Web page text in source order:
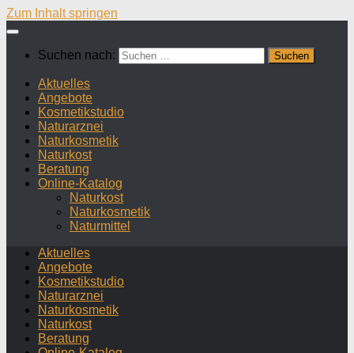
Zum Inhalt springen
Suchen nach:
Aktuelles
Angebote
Kosmetikstudio
Naturarznei
Naturkosmetik
Naturkost
Beratung
Online-Katalog
Naturkost
Naturkosmetik
Naturmittel
Aktuelles
Angebote
Kosmetikstudio
Naturarznei
Naturkosmetik
Naturkost
Beratung